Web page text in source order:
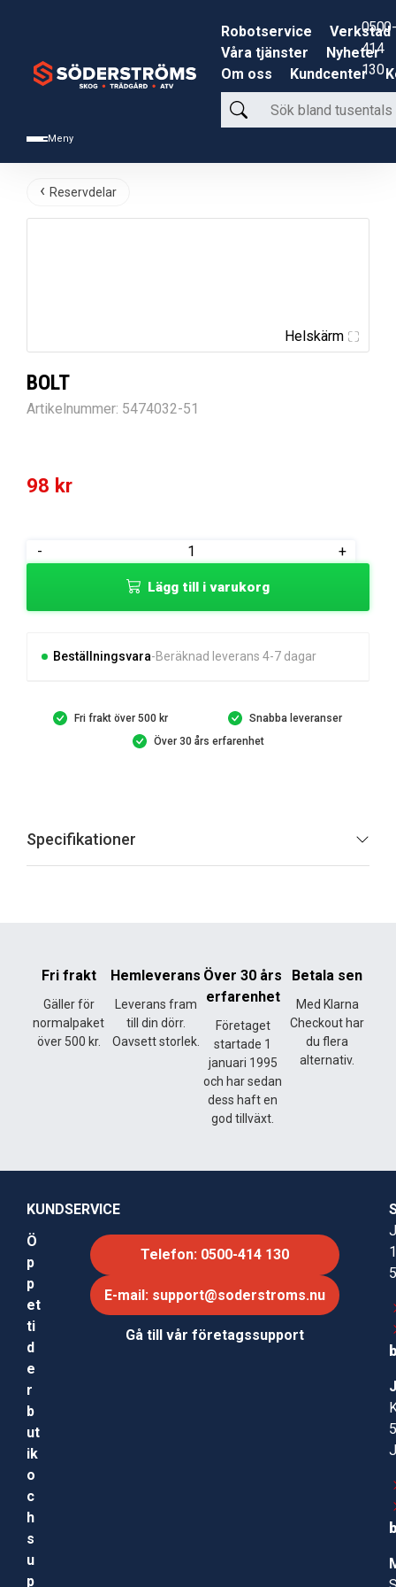
Meny
Robotservice
Verkstad
Våra tjänster
Nyheter
Om oss
Kundcenter
Sök
bland
produkter
0500-
414
130
Reservdelar
Helskärm
BOLT
Artikelnummer: 5474032-51
98 kr
-
BOLT
+
Lägg till i varukorg
Beställningsvara Beräknad leverans 4-7 dagar
Fri frakt över 500 kr
Snabba leveranser
Över 30 års erfarenhet
Specifikationer
Fri frakt
Gäller för
normalpaket
över 500 kr.
Hemleverans
Leverans fram
till din dörr.
Oavsett storlek.
Över 30 års
erfarenhet
Företaget
startade 1
januari 1995
och har sedan
dess haft en
god tillväxt.
Betala sen
Med Klarna
Checkout har
du flera
alternativ.
KUNDSERVICE
Ö
p
p
et
ti
d
e
r
b
ut
ik
o
c
h
s
u
p
Telefon: 0500-414 130
E-mail: support@soderstroms.nu
Gå till vår företagssupport